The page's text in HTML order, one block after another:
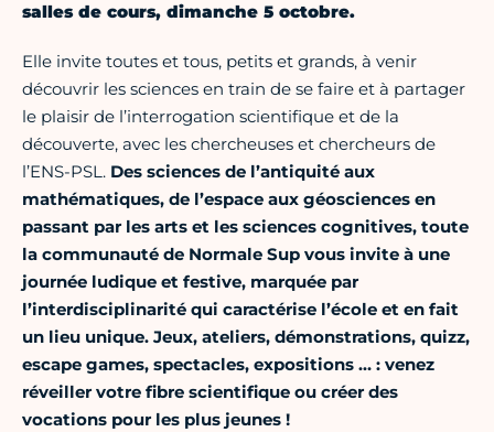
salles de cours, dimanche 5 octobre.
Elle invite toutes et tous, petits et grands, à venir
découvrir les sciences en train de se faire et à partager
le plaisir de l’interrogation scientifique et de la
découverte, avec les chercheuses et chercheurs de
l’ENS-PSL. Des sciences de l’antiquité aux
mathématiques, de l’espace aux géosciences en
passant par les arts et les sciences cognitives, toute
la communauté de Normale Sup vous invite à une
journée ludique et festive, marquée par
l’interdisciplinarité qui caractérise l’école et en fait
un lieu unique. Jeux, ateliers, démonstrations, quizz,
escape games, spectacles, expositions … : venez
réveiller votre fibre scientifique ou créer des
vocations pour les plus jeunes !